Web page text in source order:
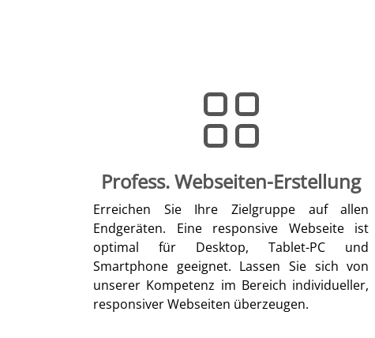
Profess. Webseiten-Erstellung
Erreichen Sie Ihre Zielgruppe auf allen
Endgeräten. Eine responsive Webseite ist
optimal für Desktop, Tablet-PC und
Smartphone geeignet. Lassen Sie sich von
unserer Kompetenz im Bereich individueller,
responsiver Webseiten überzeugen.